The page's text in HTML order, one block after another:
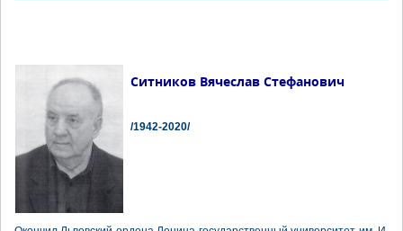
Ситников Вячеслав Стефанович
/1942-2020/